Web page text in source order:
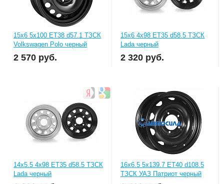
15x6 5x100 ET38 d57.1 ТЗСК
Volkswagen Polo черный
2 570 руб.
15x6 4x98 ET35 d58.5 ТЗСК
Lada черный
2 320 руб.
14x5.5 4x98 ET35 d58.5 ТЗСК
Lada черный
16x6.5 5x139.7 ET40 d108.5
ТЗСК УАЗ Патриот черный